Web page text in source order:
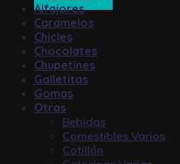
Alfajores
Caramelos
Chicles
Chocolates
Chupetines
Galletitas
Gomas
Otras
Bebidas
Comestibles Varios
Cotillón